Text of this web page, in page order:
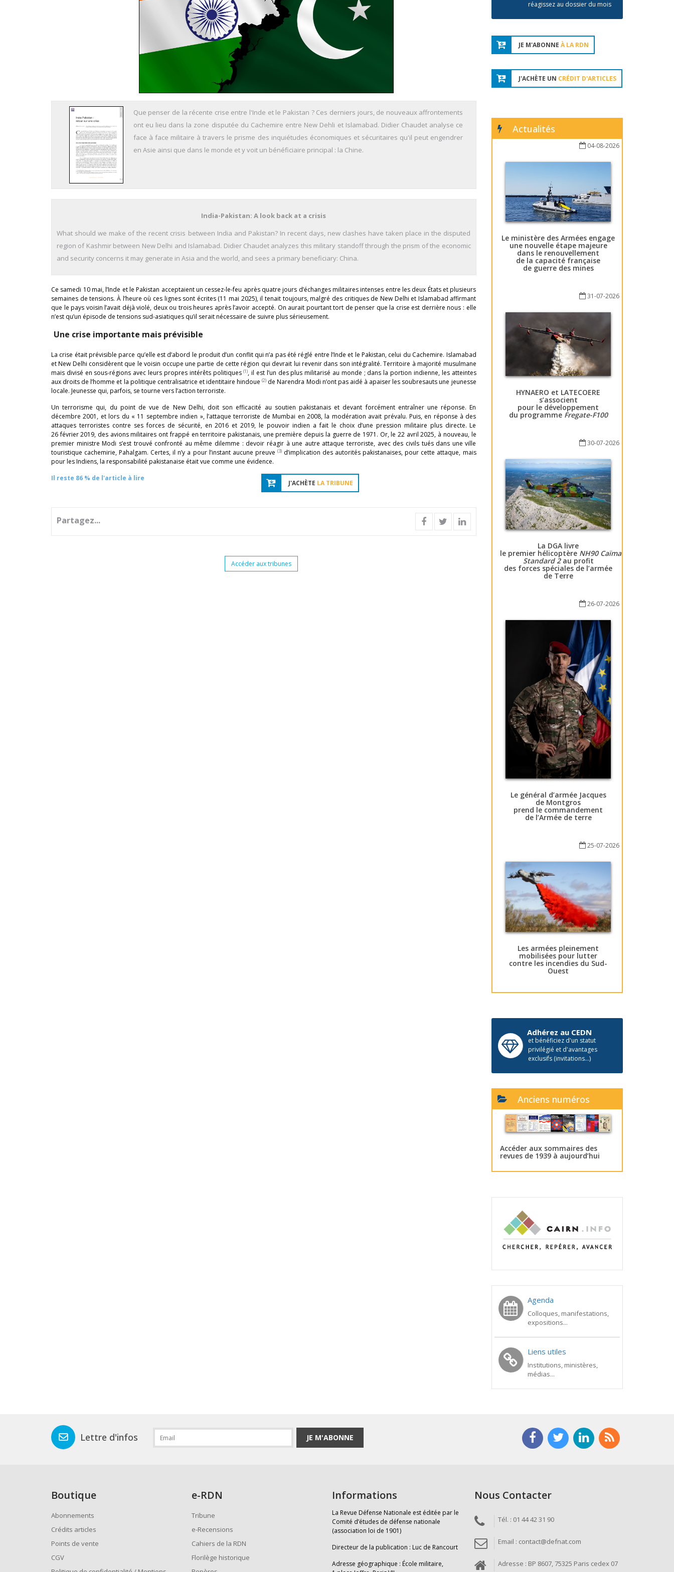
Que penser de la récente crise entre l'Inde et le Pakistan ? Ces derniers jours, de nouveaux affrontements
ont eu lieu dans la zone disputée du Cachemire entre New Dehli et Islamabad. Didier Chaudet analyse ce
face à face militaire à travers le prisme des inquiétudes économiques et sécuritaires qu'il peut engendrer
en Asie ainsi que dans le monde et y voit un bénéficiaire principal : la Chine.
India-Pakistan: A look back at a crisis
What should we make of the recent crisis between India and Pakistan? In recent days, new clashes have taken place in the disputed
region of Kashmir between New Delhi and Islamabad. Didier Chaudet analyzes this military standoff through the prism of the economic
and security concerns it may generate in Asia and the world, and sees a primary beneficiary: China.
Ce samedi 10 mai, l’Inde et le Pakistan acceptaient un cessez-le-feu après quatre jours d’échanges militaires intenses entre les deux États et plusieurs
semaines de tensions. À l’heure où ces lignes sont écrites (11 mai 2025), il tenait toujours, malgré des critiques de New Delhi et Islamabad affirmant
que le pays voisin l’avait déjà violé, deux ou trois heures après l’avoir accepté. On aurait pourtant tort de penser que la crise est derrière nous : elle
n’est qu’un épisode de tensions sud-asiatiques qu’il serait nécessaire de suivre plus sérieusement.
Une crise importante mais prévisible
La crise était prévisible parce qu’elle est d’abord le produit d’un conflit qui n’a pas été réglé entre l’Inde et le Pakistan, celui du Cachemire. Islamabad
et New Delhi considèrent que le voisin occupe une partie de cette région qui devrait lui revenir dans son intégralité. Territoire à majorité musulmane
mais divisé en sous-régions avec leurs propres intérêts politiques(1), il est l’un des plus militarisé au monde ; dans la portion indienne, les atteintes
aux droits de l’homme et la politique centralisatrice et identitaire hindoue(2) de Narendra Modi n’ont pas aidé à apaiser les soubresauts une jeunesse
locale. Jeunesse qui, parfois, se tourne vers l’action terroriste.
Un terrorisme qui, du point de vue de New Delhi, doit son efficacité au soutien pakistanais et devant forcément entraîner une réponse. En
décembre 2001, et lors du « 11 septembre indien », l’attaque terroriste de Mumbai en 2008, la modération avait prévalu. Puis, en réponse à des
attaques terroristes contre ses forces de sécurité, en 2016 et 2019, le pouvoir indien a fait le choix d’une pression militaire plus directe. Le
26 février 2019, des avions militaires ont frappé en territoire pakistanais, une première depuis la guerre de 1971. Or, le 22 avril 2025, à nouveau, le
premier ministre Modi s’est trouvé confronté au même dilemme : devoir réagir à une autre attaque terroriste, avec des civils tués dans une ville
touristique cachemirie, Pahalgam. Certes, il n’y a pour l’instant aucune preuve (3)d’implication des autorités pakistanaises, pour cette attaque, mais
pour les Indiens, la responsabilité pakistanaise était vue comme une évidence.
Il reste 86 % de l'article à lire
J'ACHÈTE LA TRIBUNE
Partagez...
Accéder aux tribunes
réagissez au dossier du mois
JE M'ABONNE À LA RDN
J'ACHÈTE UN CRÉDIT D'ARTICLES
Actualités
04-08-2026
Le ministère des Armées engage
une nouvelle étape majeure
dans le renouvellement
de la capacité française
de guerre des mines
31-07-2026
HYNAERO et LATECOERE
s’associent
pour le développement
du programme Fregate-F100
30-07-2026
La DGA livre
le premier hélicoptère NH90 Caïman
Standard 2au profit
des forces spéciales de l’armée
de Terre
26-07-2026
Le général d’armée Jacques
de Montgros
prend le commandement
de l’Armée de terre
25-07-2026
Les armées pleinement
mobilisées pour lutter
contre les incendies du Sud-
Ouest
Adhérez au CEDN
et bénéficiez d'un statut
privilégié et d'avantages
exclusifs (invitations...)
Anciens numéros
Accéder aux sommaires des
revues de 1939 à aujourd’hui
Agenda
Colloques, manifestations,
expositions...
Liens utiles
Institutions, ministères,
médias...
Lettre d'infos JE M'ABONNE
Boutique
Abonnements
Crédits articles
Points de vente
CGV
e-RDN
Tribune
e-Recensions
Cahiers de la RDN
Florilège historique
Informations
La Revue Défense Nationale est éditée par le
Comité d’études de défense nationale
(association loi de 1901)
Directeur de la publication : Luc de Rancourt
Adresse géographique : École militaire,
Nous Contacter
Tél. : 01 44 42 31 90
Email : contact@defnat.com
Adresse : BP 8607, 75325 Paris cedex 07